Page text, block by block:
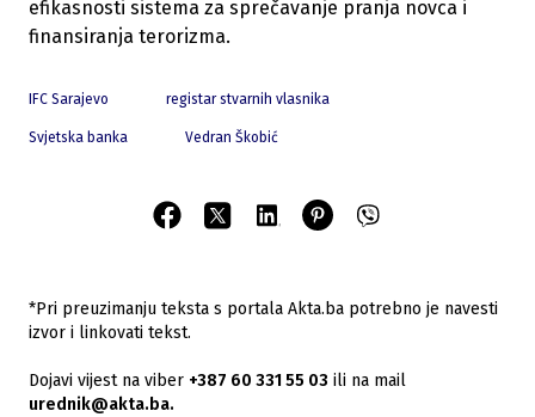
efikasnosti sistema za sprečavanje pranja novca i
finansiranja terorizma.
IFC Sarajevo registar stvarnih vlasnika
Svjetska banka Vedran Škobić
*Pri preuzimanju teksta s portala Akta.ba potrebno je navesti
izvor i linkovati tekst.
Dojavi vijest na viber +387 60 331 55 03 ili na mail
urednik@akta.ba.